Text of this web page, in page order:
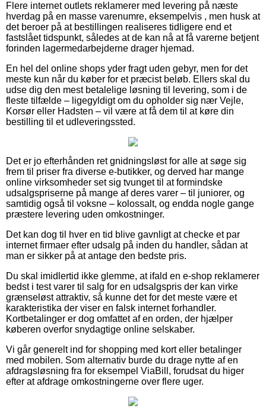
Flere internet outlets reklamerer med levering på næste
hverdag på en masse varenumre, eksempelvis , men husk at
det beroer på at bestillingen realiseres tidligere end et
fastslået tidspunkt, således at de kan nå at få varerne betjent
forinden lagermedarbejderne drager hjemad.
En hel del online shops yder fragt uden gebyr, men for det
meste kun når du køber for et præcist beløb. Ellers skal du
udse dig den mest betalelige løsning til levering, som i de
fleste tilfælde – ligegyldigt om du opholder sig nær Vejle,
Korsør eller Hadsten – vil være at få dem til at køre din
bestilling til et udleveringssted.
Det er jo efterhånden ret gnidningsløst for alle at søge sig
frem til priser fra diverse e-butikker, og derved har mange
online virksomheder set sig tvunget til at formindske
udsalgspriserne på mange af deres varer – til juniorer, og
samtidig også til voksne – kolossalt, og endda nogle gange
præstere levering uden omkostninger.
Det kan dog til hver en tid blive gavnligt at checke et par
internet firmaer efter udsalg på inden du handler, sådan at
man er sikker på at antage den bedste pris.
Du skal imidlertid ikke glemme, at ifald en e-shop reklamerer
bedst i test varer til salg for en udsalgspris der kan virke
grænseløst attraktiv, så kunne det for det meste være et
karakteristika der viser en falsk internet forhandler.
Kortbetalinger er dog omfattet af en orden, der hjælper
køberen overfor snydagtige online selskaber.
Vi går generelt ind for shopping med kort eller betalinger
med mobilen. Som alternativ burde du drage nytte af en
afdragsløsning fra for eksempel ViaBill, forudsat du higer
efter at afdrage omkostningerne over flere uger.